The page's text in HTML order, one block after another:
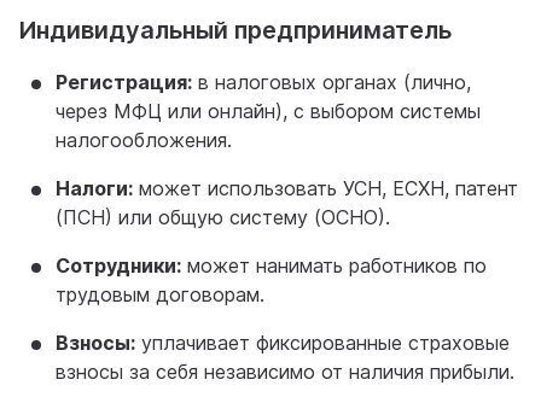
Индивидуальный предприниматель
Регистрация: в налоговых органах (лично,
через МФЦ или онлайн), с выбором системы
налогообложения.
Налоги: может использовать УСН, ЕСХН, патент
(ПСН) или общую систему (ОСНО).
Сотрудники: может нанимать работников по
трудовым договорам.
Взносы: уплачивает фиксированные страховые
взносы за себя независимо от наличия прибыли.